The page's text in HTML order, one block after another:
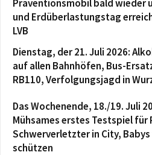
Präventionsmobil bald wieder
und Erdüberlastungstag
LVB
Dienstag, der 21. Juli 2026:
auf allen Bahnhöfen, Bus-
RB110, Verfolgungsjagd in
Das Wochenende, 18./19. Juli
Mühsames erstes Testspiel für
Schwerverletzter in City,
schützen